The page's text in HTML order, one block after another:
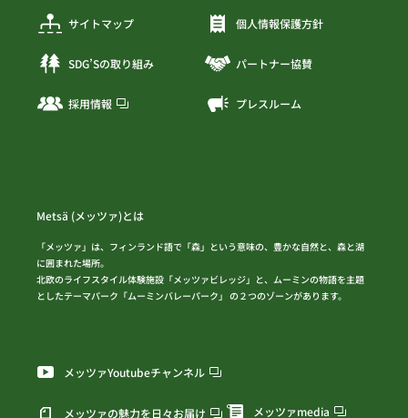
サイトマップ
SDG’Sの取り組み
採用情報
個人情報保護方針
パートナー協賛
プレスルーム
Metsä (メッツァ)とは
「メッツァ」は、フィンランド語で「森」という意味の、豊かな自然と、森と湖
に囲まれた場所。
北欧のライフスタイル体験施設「メッツァビレッジ」と、ムーミンの物語を主題
としたテーマパーク「ムーミンバレーパーク」 の２つのゾーンがあります。
メッツァYoutubeチャンネル
メッツァの魅力を日々お届け メッツァmedia